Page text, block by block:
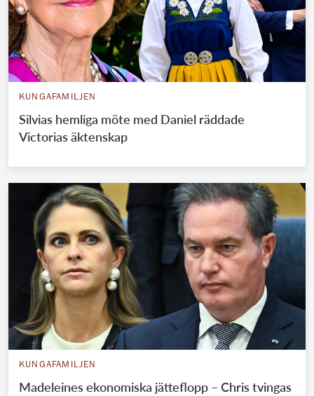
KUNGAFAMILJEN
Silvias hemliga möte med Daniel räddade
Victorias äktenskap
KUNGAFAMILJEN
Madeleines ekonomiska jätteflopp – Chris tvingas